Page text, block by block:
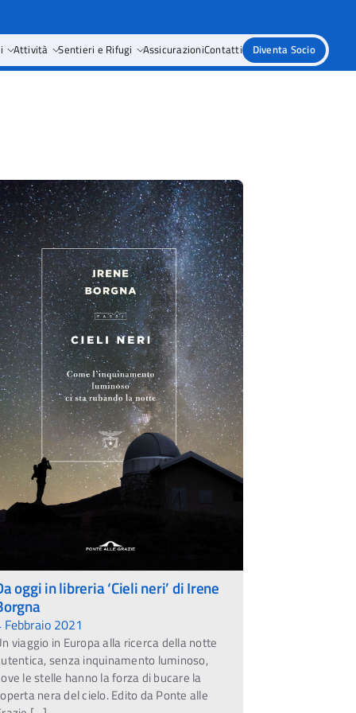
Attività Sentieri e Rifugi AssicurazioniContatti Diventa Socio
oggi in libreria ‘Cieli neri’ di Irene
Febbraio 2021
viaggio in Europa alla ricerca della notte
senza inquinamento luminoso,
le stelle hanno la forza di bucare la
nera del cielo. Edito da Ponte alle